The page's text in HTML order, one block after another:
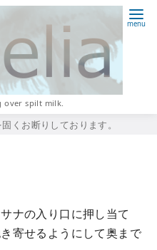
over spilt milk.
くお断りしております。
ナの入り口に押し当て
寄せるようにして奥まで